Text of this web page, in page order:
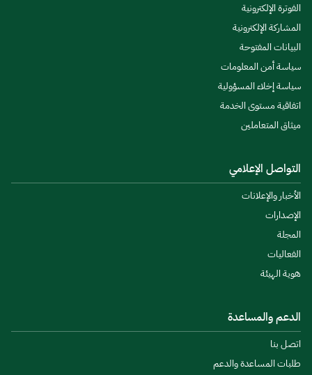
الفوترة الإلكترونية
المشاركة الإلكترونية
البيانات المفتوحة
سياسة أمن المعلومات
سياسة إخلاء المسؤولية
اتفاقية مستوى الخدمة
ميثاق المتعاملين
التواصل الإعلامي
الأخبار والإعلانات
الإصدارات
المجلة
الفعاليات
هوية الهيئة
الدعم والمساعدة
اتصل بنا
طلبات المساعدة والدعم